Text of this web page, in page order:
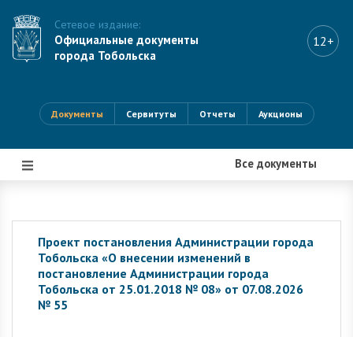
Сетевое издание:
Официальные документы
города Тобольска
12+
Документы Сервитуты Отчеты Аукционы
Все документы
|||
Проект постановления Администрации города
Тобольска «О внесении изменений в
постановление Администрации города
Тобольска от 25.01.2018 № 08» от 07.08.2026
№ 55